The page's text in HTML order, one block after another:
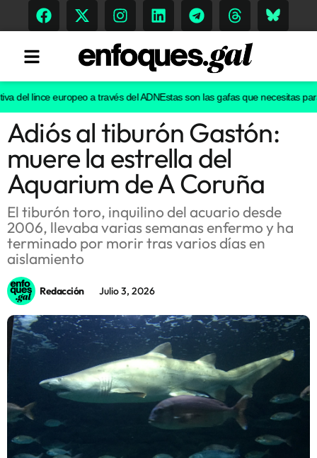
Tendencias
Memoria Histórica
Gastronomía
Escenarios
Sostenibilidad
Innova
lince europeo a través del ADNEstas son las gafas que necesitas para
Adiós al tiburón Gastón:
muere la estrella del
Aquarium de A Coruña
El tiburón toro, inquilino del acuario desde
2006, llevaba varias semanas enfermo y ha
terminado por morir tras varios días en
aislamiento
Redacción Julio 3, 2026